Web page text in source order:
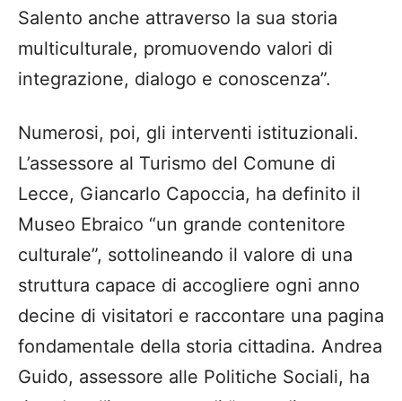
Salento anche attraverso la sua storia
multiculturale, promuovendo valori di
integrazione, dialogo e conoscenza”.
Numerosi, poi, gli interventi istituzionali.
L’assessore al Turismo del Comune di
Lecce, Giancarlo Capoccia, ha definito il
Museo Ebraico “un grande contenitore
culturale”, sottolineando il valore di una
struttura capace di accogliere ogni anno
decine di visitatori e raccontare una pagina
fondamentale della storia cittadina. Andrea
Guido, assessore alle Politiche Sociali, ha